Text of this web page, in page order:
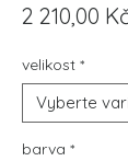
2 210,00
velikost *
barva *